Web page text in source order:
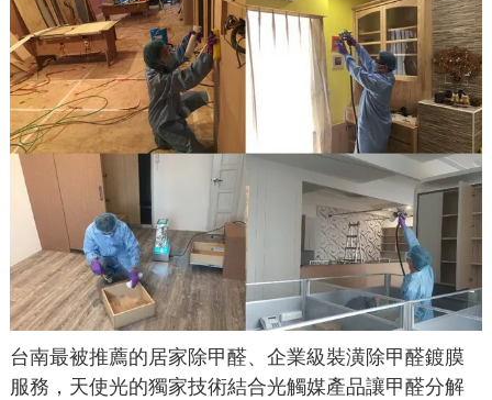
台南最被推薦的居家除甲醛、企業級裝潢除甲醛鍍膜
服務，天使光的獨家技術結合光觸媒產品讓甲醛分解